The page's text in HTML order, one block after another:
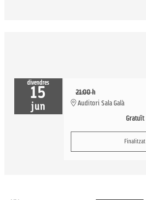
divendres
15
jun
21:00 h
Auditori Sala Galà
Gratuït
Finalitzat